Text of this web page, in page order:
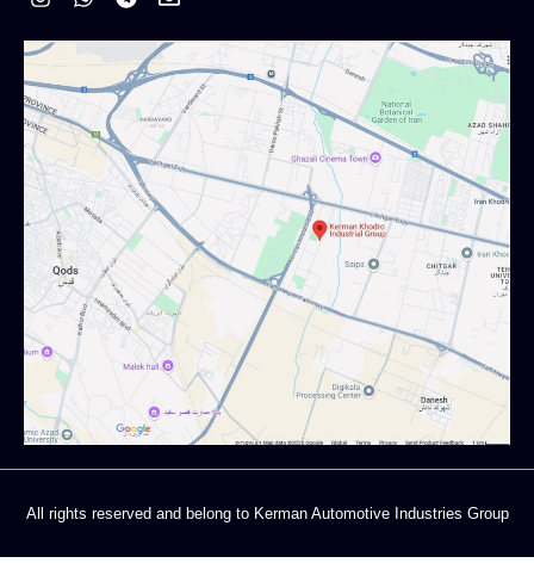
All rights reserved and belong to Kerman Automotive Industries Group